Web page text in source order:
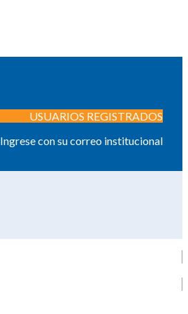
USUARIOS REGISTRADOS
Ingrese con su correo institucional